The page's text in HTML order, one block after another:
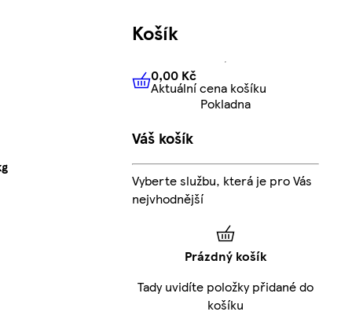
Košík
0,00 KčAktuální cena košíku
0,00 Kč
Aktuální cena košíku
Pokladna
Váš košík
Vyberte službu, která je pro Vás
nejvhodnější
Prázdný košík
Tady uvidíte položky přidané do
košíku